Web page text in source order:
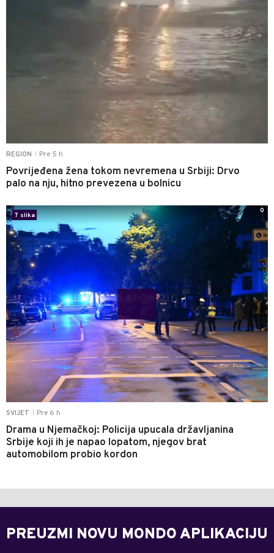
REGION Pre 5 h
Povrijeđena žena tokom nevremena u Srbiji: Drvo
palo na nju, hitno prevezena u bolnicu
SVIJET Pre 6 h
Drama u Njemačkoj: Policija upucala državljanina
Srbije koji ih je napao lopatom, njegov brat
automobilom probio kordon
7 slika
0
PREUZMI NOVU MONDO APLIKACIJU